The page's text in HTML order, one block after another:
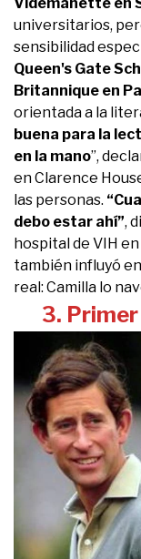
universitarios,
sensibilidad
Queen's Gate
Britannique en
orientada a la
buena para la
en la mano”,
en Clarence
las personas.
debo estar ahí”,
hospital de VIH
también influyó
real: Camilla lo
3.